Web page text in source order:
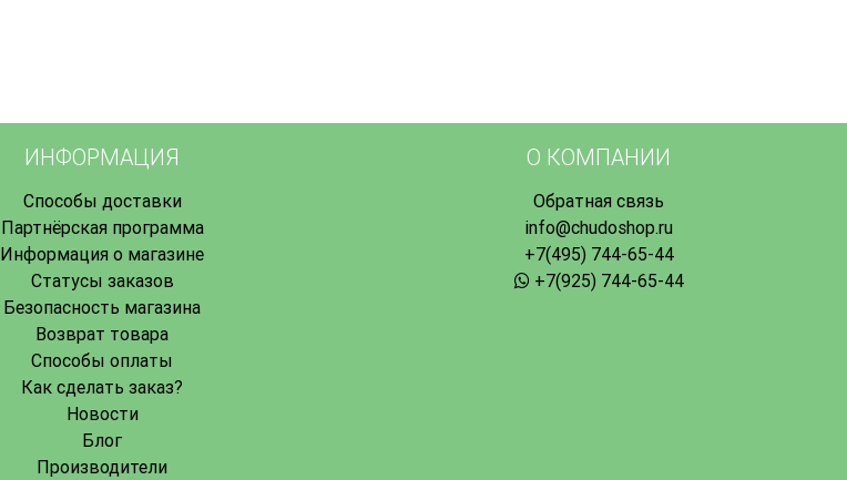
ИНФОРМАЦИЯ
Способы доставки
Партнёрская программа
Информация о магазине
Статусы заказов
Безопасность магазина
Возврат товара
Способы оплаты
Как сделать заказ?
Новости
Блог
Производители
О КОМПАНИИ
Обратная связь
info@chudoshop.ru
+7(495) 744-65-44
+7(925) 744-65-44